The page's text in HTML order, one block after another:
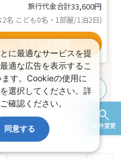
条件変更
旅行代金合計33,600円
2名 こども0名・1部屋/1泊2日)
ン、1部屋タイプ)
に最適なサービスを提
適な広告を表示するこ
す。Cookieの使用に
選択してください。詳
確認ください。
同意する